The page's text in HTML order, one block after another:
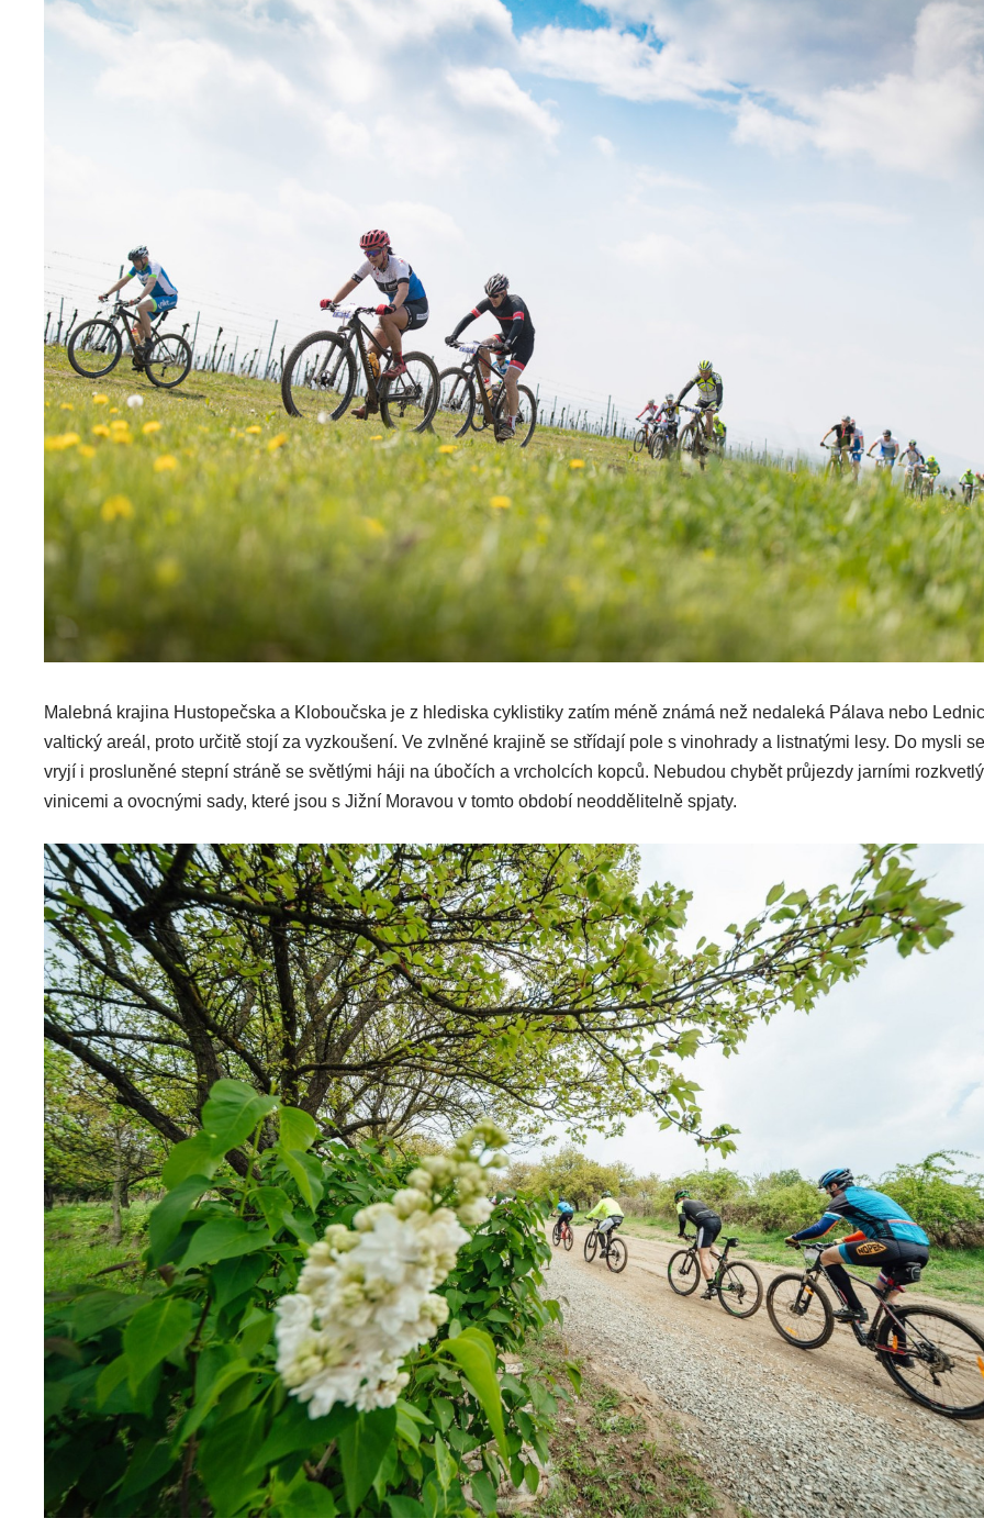
Malebná krajina Hustopečska a Kloboučska je z hlediska cyklistiky zatím méně známá než nedaleká Pálava nebo
valtický areál, proto určitě stojí za vyzkoušení. Ve zvlněné krajině se střídají pole s vinohrady a listnatými lesy. Do mysli
vryjí i prosluněné stepní stráně se světlými háji na úbočích a vrcholcích kopců. Nebudou chybět průjezdy jarními
vinicemi a ovocnými sady, které jsou s Jižní Moravou v tomto období neoddělitelně spjaty.